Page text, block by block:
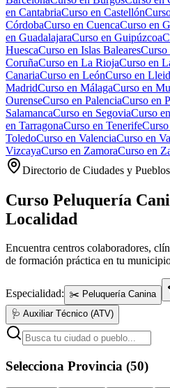
en CantabriaCurso en Castellón
CórdobaCurso en CuencaCurso en
en GuadalajaraCurso en Guipúzcoa
HuescaCurso en Islas BalearesCurso
CoruñaCurso en La RiojaCurso en
CanariaCurso en LeónCurso en
MadridCurso en MálagaCurso en
OurenseCurso en PalenciaCurso en
SalamancaCurso en SegoviaCurso en
en TarragonaCurso en TenerifeCurso
ToledoCurso en ValenciaCurso en
VizcayaCurso en ZamoraCurso en
Directorio de Ciudades y
Curso Peluquería
Localidad
Encuentra centros colaboradores,
de formación práctica en tu
Especialidad: ✂️ Peluquería Canina
🩺 Auxiliar Técnico (ATV)
Selecciona Provincia (50)